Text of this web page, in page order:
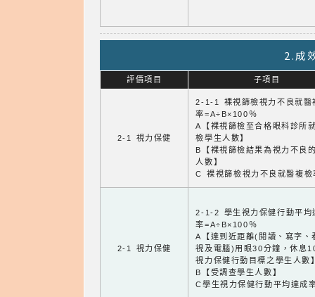
2.成
評價項目 子項目
2-1 視力保健
2-1-1 裸視篩檢視力不良就醫
率=A÷B×100％
A【裸視篩檢至合格眼科診所
檢學生人數】
B【裸視篩檢結果為視力不良
人數】
C 裸視篩檢視力不良就醫複檢
2-1 視力保健
2-1-2 學生視力保健行動平均
率=A÷B×100％
A【達到近距離(閱讀、寫字、
視及電腦)用眼30分鐘，休息
視力保健行動目標之學生人數
B【受調查學生人數】
C學生視力保健行動平均達成